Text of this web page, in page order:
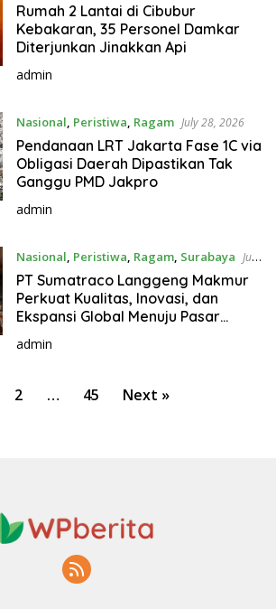
Rumah 2 Lantai di Cibubur
Kebakaran, 35 Personel Damkar
Diterjunkan Jinakkan Api
admin
Nasional, Peristiwa, Ragam July 28, 2026
Pendanaan LRT Jakarta Fase 1C via
Obligasi Daerah Dipastikan Tak
Ganggu PMD Jakpro
admin
Nasional, Peristiwa, Ragam, Surabaya July
26, 2026
PT Sumatraco Langgeng Makmur
Perkuat Kualitas, Inovasi, dan
Ekspansi Global Menuju Pasar
Jepang
admin
2 … 45 Next »